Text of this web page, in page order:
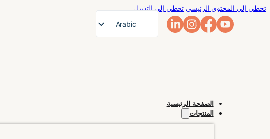
تخطي إلى المحتوى الرئيسي تخطي إلى التذييل
Arabic
Portuguese
الصفحة الرئيسية
المنتجات